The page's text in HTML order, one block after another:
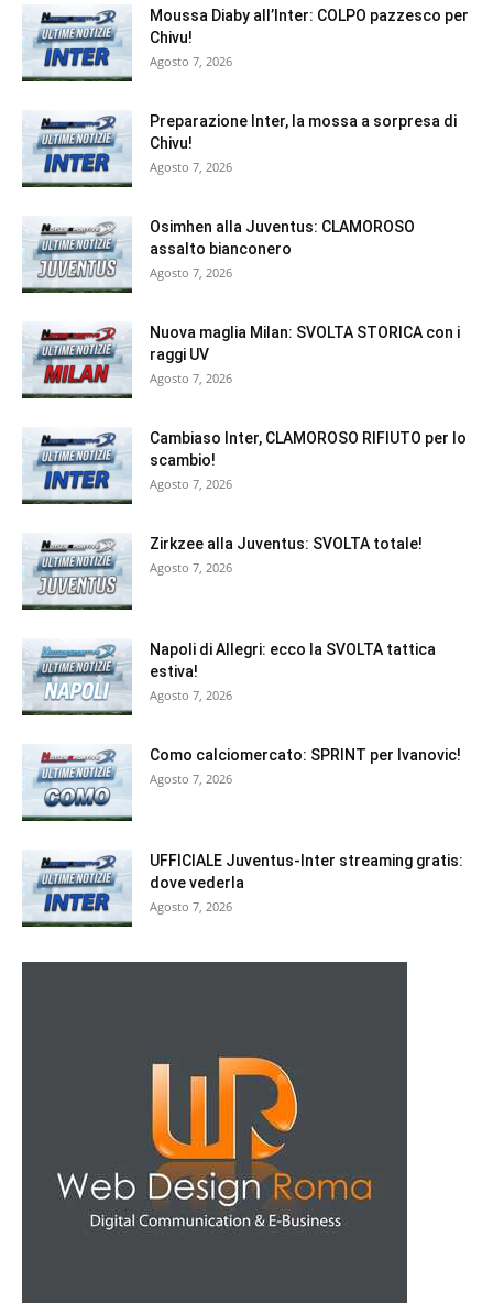
Moussa Diaby all’Inter: COLPO pazzesco per
Chivu!
Agosto 7, 2026
Preparazione Inter, la mossa a sorpresa di
Chivu!
Agosto 7, 2026
Osimhen alla Juventus: CLAMOROSO
assalto bianconero
Agosto 7, 2026
Nuova maglia Milan: SVOLTA STORICA con i
raggi UV
Agosto 7, 2026
Cambiaso Inter, CLAMOROSO RIFIUTO per lo
scambio!
Agosto 7, 2026
Zirkzee alla Juventus: SVOLTA totale!
Agosto 7, 2026
Napoli di Allegri: ecco la SVOLTA tattica
estiva!
Agosto 7, 2026
Como calciomercato: SPRINT per Ivanovic!
Agosto 7, 2026
UFFICIALE Juventus-Inter streaming gratis:
dove vederla
Agosto 7, 2026